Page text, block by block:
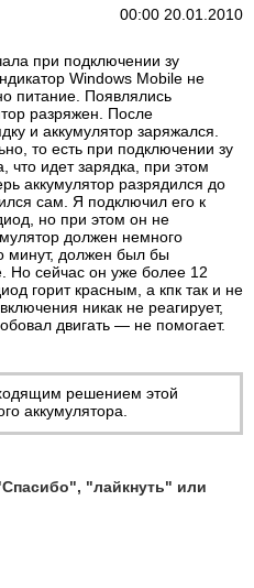
00:00 20.01.2010
при подключении зу
Windows Mobile не
питание. Появлялись
разряжен. После
и аккумулятор заряжался.
то есть при подключении зу
что идет зарядка, при этом
аккумулятор разрядился до
сам. Я подключил его к
но при этом он не
должен немного
минут, должен был бы
Но сейчас он уже более 12
горит красным, а кпк так и не
никак не реагирует,
двигать — не помогает.
решением этой
аккумулятора.
"лайкнуть" или